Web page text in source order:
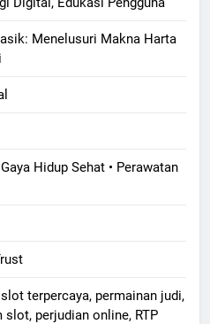
Menelusuri Makna Harta
Hidup Sehat • Perawatan
terpercaya, permainan judi,
perjudian online, RTP